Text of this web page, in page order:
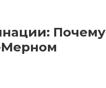
Почему
Мерном